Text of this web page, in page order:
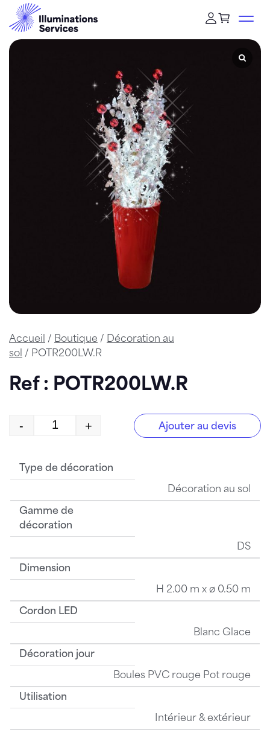
Accueil / Boutique / Décoration au
sol / POTR200LW.R
Ref : POTR200LW.R
quantité de POTR200LW.R
- + Ajouter au devis
Type de décoration
Décoration au sol
Gamme de
décoration
DS
Dimension
H 2.00 m x ø 0.50 m
Cordon LED
Blanc Glace
Décoration jour
Boules PVC rouge Pot rouge
Utilisation
Intérieur & extérieur